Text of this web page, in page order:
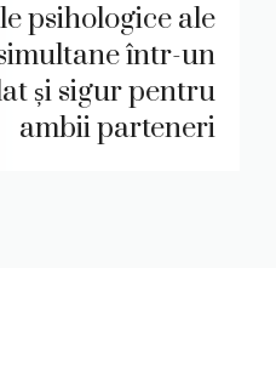
psihologice ale
într-un
și sigur pentru
ambii parteneri